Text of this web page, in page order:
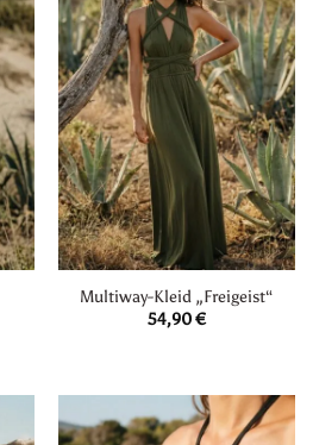
Multiway-Kleid „Freigeist“
54,90€